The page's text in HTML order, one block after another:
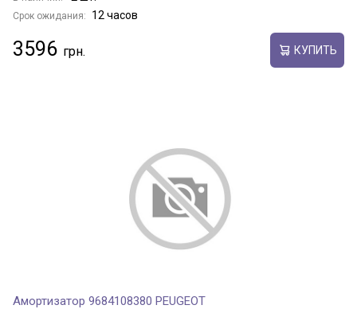
Срок ожидания: 12 часов
3596 КУПИТЬ
Амортизатор 9684108380 PEUGEOT